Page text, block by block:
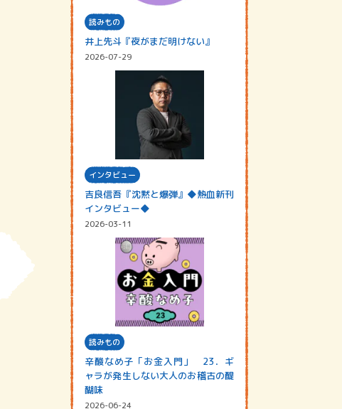
読みもの
井上先斗『夜がまだ明けない』
2026-07-29
インタビュー
吉良信吾『沈黙と爆弾』◆熱血新刊
インタビュー◆
2026-03-11
読みもの
辛酸なめ子「お金入門」 23．ギ
ャラが発生しない大人のお稽古の醍
醐味
2026-06-24